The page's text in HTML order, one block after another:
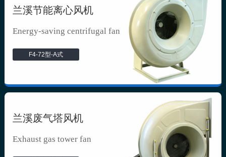
兰溪节能离心风机
Energy-saving centrifugal fan
F4-72型-A式
兰溪废气塔风机
Exhaust gas tower fan